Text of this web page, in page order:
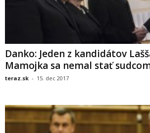
Danko: Jeden z kandidátov
Mamojka sa nemal stať
teraz.sk - 15. dec 2017